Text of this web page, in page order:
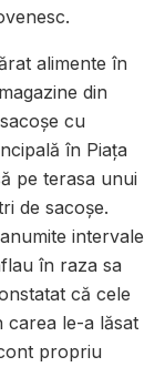
alimente în
din
cu
în Piața
pe terasa unui
de sacoșe.
intervale
în raza sa
că cele
carea le-a lăsat
propriu